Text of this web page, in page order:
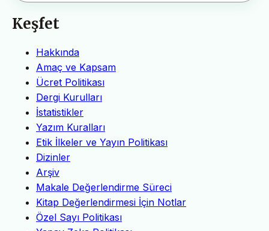
Keşfet
Hakkında
Amaç ve Kapsam
Ücret Politikası
Dergi Kurulları
İstatistikler
Yazım Kuralları
Etik İlkeler ve Yayın Politikası
Dizinler
Arşiv
Makale Değerlendirme Süreci
Kitap Değerlendirmesi İçin Notlar
Özel Sayı Politikası